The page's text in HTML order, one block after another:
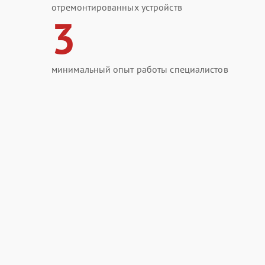
отремонтированных устройств
3
минимальный опыт работы специалистов